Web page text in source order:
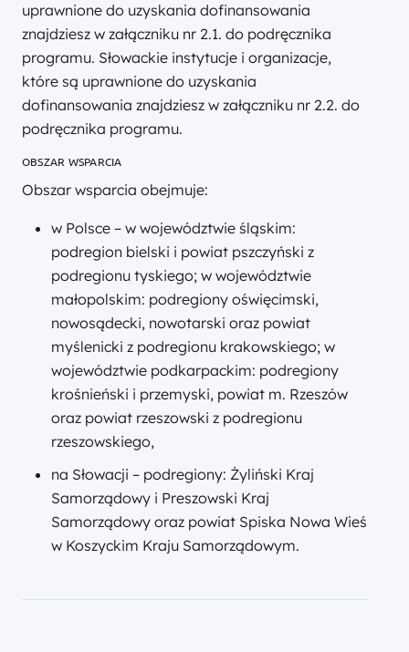
uprawnione do uzyskania dofinansowania
znajdziesz w załączniku nr 2.1. do podręcznika
programu. Słowackie instytucje i organizacje,
które są uprawnione do uzyskania
dofinansowania znajdziesz w załączniku nr 2.2. do
podręcznika programu.
OBSZAR WSPARCIA
Obszar wsparcia obejmuje:
w Polsce – w województwie śląskim:
podregion bielski i powiat pszczyński z
podregionu tyskiego; w województwie
małopolskim: podregiony oświęcimski,
nowosądecki, nowotarski oraz powiat
myślenicki z podregionu krakowskiego; w
województwie podkarpackim: podregiony
krośnieński i przemyski, powiat m. Rzeszów
oraz powiat rzeszowski z podregionu
rzeszowskiego,
na Słowacji – podregiony: Żyliński Kraj
Samorządowy i Preszowski Kraj
Samorządowy oraz powiat Spiska Nowa Wieś
w Koszyckim Kraju Samorządowym.